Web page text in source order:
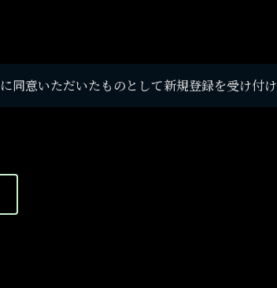
に同意いただいたものとして新規登録を受け付